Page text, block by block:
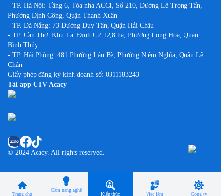
Trang chủ
Cẩm nang nghề
Kiến thức Việc làm Công ty
- TP. Hà Nội: Tầng 6, Tòa nhà ACCI, Số 210, Đường Lê Trọng Tấn,
Phường Định Công, Quận Thanh Xuân
- TP. Đà Nẵng: 73 Đường Duy Tân, Quận Hải Châu
- TP. Cần Thơ: Khu Tái Định Cư 12,8 ha, Phường Long Hòa, Quận
Bình Thủy
- TP. Hải Phòng: 481 Phường Lán Bè, Phường Niệm Nghĩa, Quận Lê
Chân
Giấy phép đăng ký kinh doanh số: 0311183243
Tải app CTV Acacy
© 2024 Acacy. All rights reserved.